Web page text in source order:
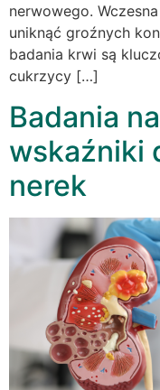
nerwowego.
uniknąć groźnych
badania krwi są
cukrzycy […]
Badania
wskaźniki
nerek